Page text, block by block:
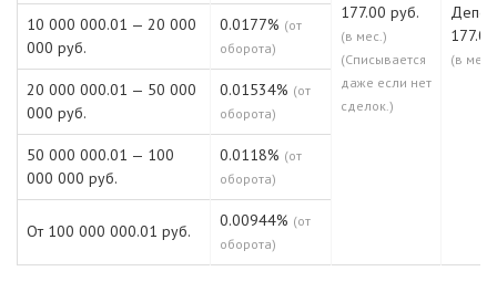
177.00 руб.
(в мес.)
(Списывается
даже если нет
сделок.)
Депо:
(в мес.)
10 000 000.01 — 20 000
000 руб.
0.0177% (от
оборота)
20 000 000.01 — 50 000
000 руб.
0.01534% (от
оборота)
50 000 000.01 — 100
000 000 руб.
0.0118% (от
оборота)
От 100 000 000.01 руб.
0.00944% (от
оборота)